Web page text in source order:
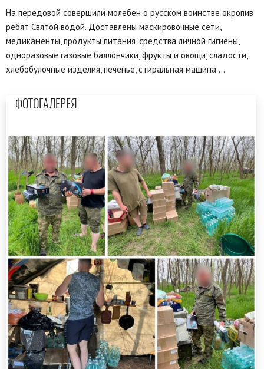
На передовой совершили молебен о русском воинстве окропив
ребят Святой водой. Доставлены маскировочные сети,
медикаменты, продукты питания, средства личной гигиены,
одноразовые газовые баллончики, фрукты и овощи, сладости,
хлебобулочные изделия, печенье, стиральная машина …
ФОТОГАЛЕРЕЯ